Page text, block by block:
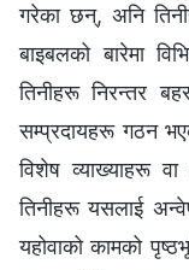
गरेका छन्, अनि
बाइबलको बारेमा
तिनीहरू निरन्तर
सम्प्रदायहरू गठन
विशेष व्याख्याहरू
तिनीहरू यसलाई
यहोवाको कामको